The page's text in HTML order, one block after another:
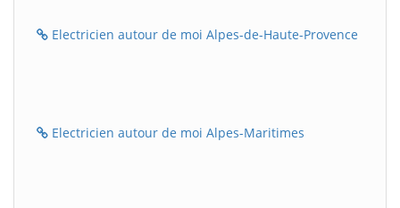
Electricien autour de moi Alpes-de-Haute-Provence
Electricien autour de moi Alpes-Maritimes